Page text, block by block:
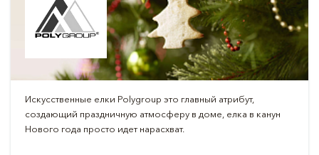
Искусственные елки Polygroup это главный атрибут,
создающий праздничную атмосферу в доме, елка в канун
Нового года просто идет нарасхват.